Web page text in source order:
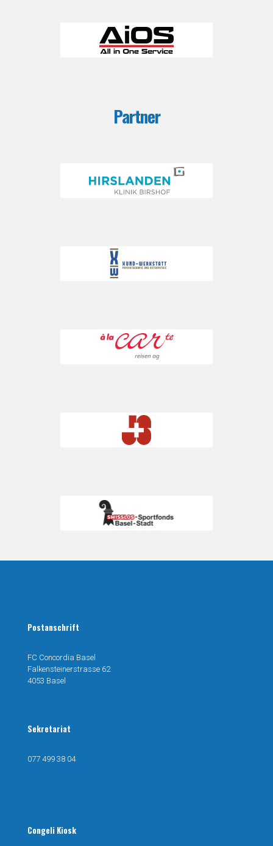
Partner
Postanschrift
FC Concordia Basel
Falkensteinerstrasse 62
4053 Basel
Sekretariat
077 499 38 04
Congeli Kiosk